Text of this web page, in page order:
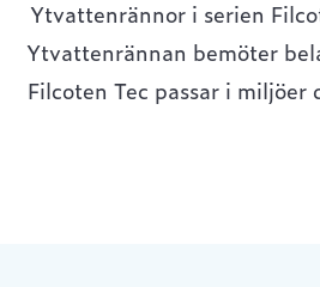
Ytvattenrännor i serien
Ytvattenrännan bemöter
Filcoten Tec passar i